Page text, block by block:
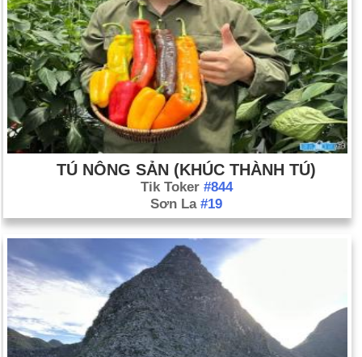
TÚ NÔNG SẢN (KHÚC THÀNH TÚ)
Tik Toker #844
Sơn La #19